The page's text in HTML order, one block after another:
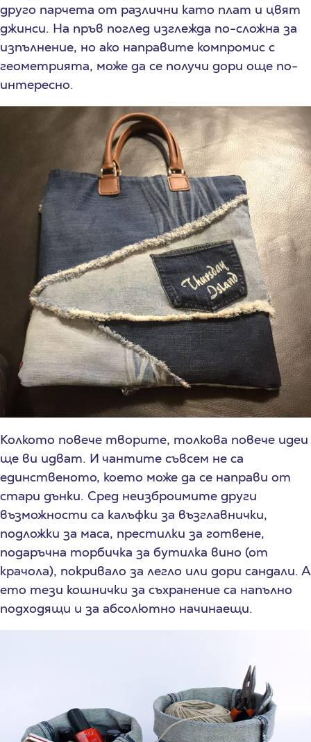
друго парчета от различни като плат и цвят
джинси. На пръв поглед изглежда по-сложна за
изпълнение, но ако направите компромис с
геометрията, може да се получи дори още по-
интересно.
Колкото повече творите, толкова повече идеи
ще ви идват. И чантите съвсем не са
единственото, което може да се направи от
стари дънки. Сред неизброимите други
възможности са калъфки за възглавнички,
подложки за маса, престилки за готвене,
подаръчна торбичка за бутилка вино (от
крачола), покривало за легло или дори сандали. А
ето тези кошнички за съхранение са напълно
подходящи и за абсолютно начинаещи.